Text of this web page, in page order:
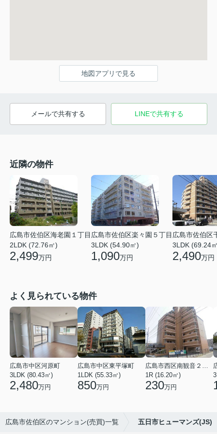
地図アプリで見る
メールで共有する LINEで共有する
近隣の物件
広島市佐伯区海老園１丁目
2LDK (72.76㎡)
2,499万円
広島市佐伯区楽々園５丁目
3LDK (54.90㎡)
1,090万円
広島市佐伯区
3LDK (69.24
2,490万円
よく見られている物件
広島市中区河原町
3LDK (80.43㎡)
2,480万円
広島市中区東平塚町
1LDK (55.33㎡)
850万円
広島市西区南観音２丁目
1R (16.20㎡)
230万円
広島市佐伯区のマンション(売買)一覧 五日市ヒューマンズ(JS)